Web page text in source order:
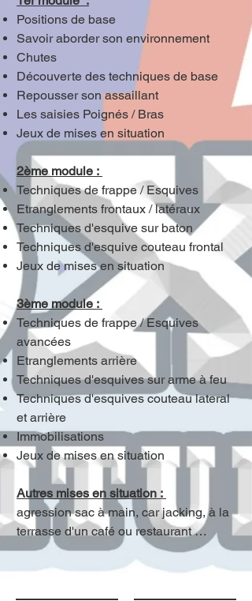
Positions de base
Savoir aborder son environnement
Chutes
Découverte des techniques de base
Repousser son assaillant
Les saisies Poignés / Bras
Jeux de mises en situation
2ème module :
Techniques de frappe / Esquives
Etranglements frontaux / latéraux
Techniques d'esquive sur baton
Techniques d'esquive couteau frontal
Jeux de mises en situation
3ème module :
Techniques de frappe / Esquives
avancées
Etranglements arrière
Techniques d'esquives sur arme à feu
Techniques d'esquives couteau lateral
et arrière
Immobilisations
Jeux de mises en situation
Autres mises en situation :
agression sac à main, car jacking, à la
terrasse d'un café ou restaurant …